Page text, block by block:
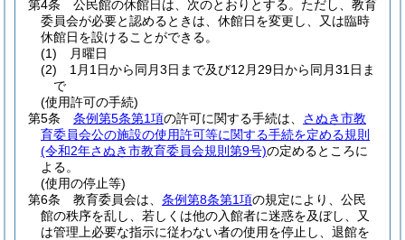
第4条
公民館の休館日は、次のとおりとする。 ただし、教育
委員会が必要と認めるときは、休館日を変更し、又は臨時
休館日を設けることができる。
(1)
月曜日
(2)
1月1日から同月3日まで及び12月29日から同月31日ま
で
(使用許可の手続)
第5条
条例第5条第1項の許可に関する手続は、 さぬき市教
育委員会公の施設の使用許可等に関する手続を定める規則
(令和2年さぬき市教育委員会規則第9号)の定めるところに
よる。
(使用の停止等)
第6条
教育委員会は、 条例第8条第1項の規定により、公民
館の秩序を乱し、若しくは他の入館者に迷惑を及ぼし、又
は管理上必要な指示に従わない者の使用を停止し、退館を